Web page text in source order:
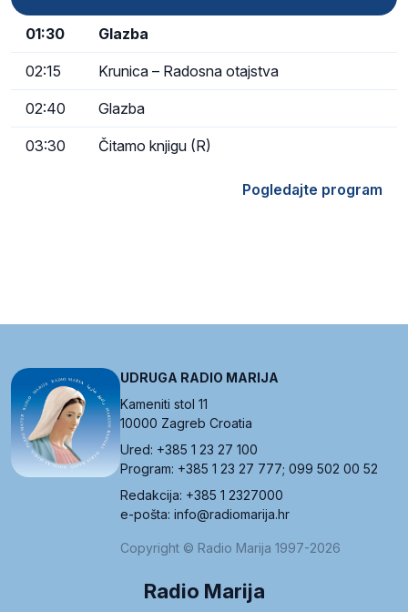
01:30 Glazba
02:15 Krunica – Radosna otajstva
02:40 Glazba
03:30 Čitamo knjigu (R)
Pogledajte program
UDRUGA RADIO MARIJA
Kameniti stol 11
10000 Zagreb Croatia
Ured: +385 1 23 27 100
Program: +385 1 23 27 777; 099 502 00 52
Redakcija: +385 1 2327000
e-pošta: info@radiomarija.hr
Copyright © Radio Marija 1997-2026
Radio Marija